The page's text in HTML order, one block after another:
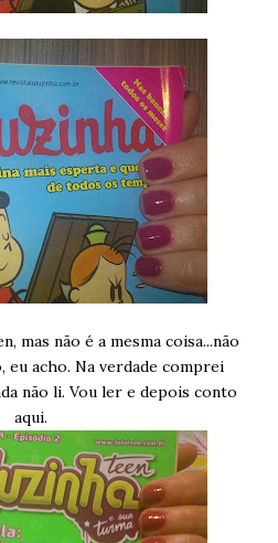
mas não é a mesma coisa...não
eu acho. Na verdade comprei
não li. Vou ler e depois conto
aqui.